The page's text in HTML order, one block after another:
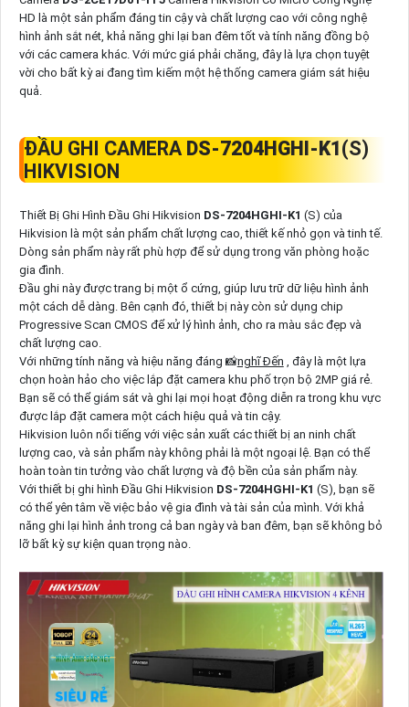
HD là một sản phẩm đáng tin cậy và chất lượng cao với công nghệ
hình ảnh sắt nét, khả năng ghi lại ban đêm tốt và tính năng đồng bộ
với các camera khác. Với mức giá phải chăng, đây là lựa chọn tuyệt
vời cho bất kỳ ai đang tìm kiếm một hệ thống camera giám sát hiệu
quả.
ĐẦU GHI CAMERA DS-7204HGHI-K1(S)
HIKVISION
Thiết Bị Ghi Hình Đầu Ghi Hikvision DS-7204HGHI-K1 (S) của
Hikvision là một sản phẩm chất lượng cao, thiết kế nhỏ gọn và tinh tế.
Dòng sản phẩm này rất phù hợp để sử dụng trong văn phòng hoặc
gia đình.
Đầu ghi này được trang bị một ổ cứng, giúp lưu trữ dữ liệu hình ảnh
một cách dễ dàng. Bên cạnh đó, thiết bị này còn sử dụng chip
Progressive Scan CMOS để xử lý hình ảnh, cho ra màu sắc đẹp và
chất lượng cao.
Với những tính năng và hiệu năng đáng 📸nghĩ Đến , đây là một lựa
chọn hoàn hảo cho việc lắp đặt camera khu phố trọn bộ 2MP giá rẻ.
Bạn sẽ có thể giám sát và ghi lại mọi hoạt động diễn ra trong khu vực
được lắp đặt camera một cách hiệu quả và tin cậy.
Hikvision luôn nổi tiếng với việc sản xuất các thiết bị an ninh chất
lượng cao, và sản phẩm này không phải là một ngoại lệ. Bạn có thể
hoàn toàn tin tưởng vào chất lượng và độ bền của sản phẩm này.
Với thiết bị ghi hình Đầu Ghi Hikvision DS-7204HGHI-K1 (S), bạn sẽ
có thể yên tâm về việc bảo vệ gia đình và tài sản của mình. Với khả
năng ghi lại hình ảnh trong cả ban ngày và ban đêm, bạn sẽ không bỏ
lỡ bất kỳ sự kiện quan trọng nào.